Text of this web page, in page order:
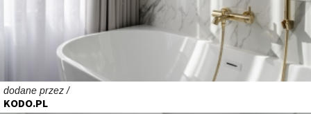
dodane przez /
KODO.PL